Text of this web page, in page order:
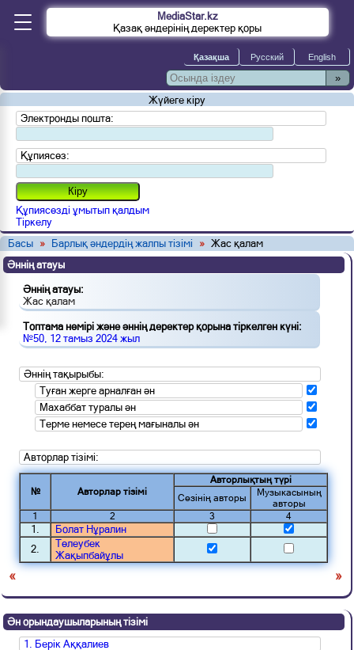
MediaStar.kz
Қазақ әндерінің деректер қоры
»
Жүйеге кіру
Электронды пошта:
Құпиясөз:
Құпиясөзді ұмытып қалдым
Тіркелу
Басы » Барлық әндердің жалпы тізімі » Жас қалам
Әннің атауы
Әннің атауы:
Жас қалам
Топтама нөмірі және әннің деректер қорына тіркелген күні:
№50, 12 тамыз 2024 жыл
Әннің тақырыбы:
Туған жерге арналған ән
Махаббат туралы ән
Терме немесе терең мағыналы ән
Авторлар тізімі:
№ Авторлар тізімі
Авторлықтың түрі
Сөзінің авторы
Музыкасының
авторы
1
2 3 4
1.
Болат Нұралин
2.
Төлеубек
Жақыпбайұлы
« »
Ән орындаушыларының тізімі
1. Берік Аққалиев